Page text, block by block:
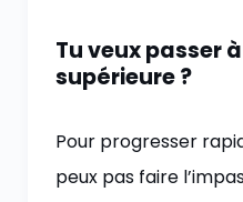
Tu veux passer
supérieure ?
Pour progresser
peux pas faire